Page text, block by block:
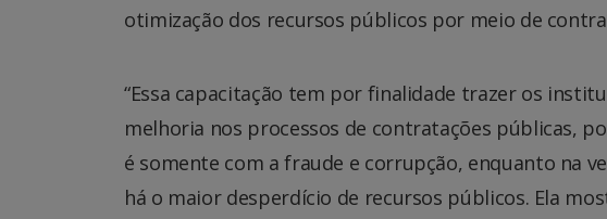
otimização dos recursos públicos por meio de
“Essa capacitação tem por finalidade trazer os
melhoria nos processos de contratações públicas,
é somente com a fraude e corrupção, enquanto na
há o maior desperdício de recursos públicos. Ela